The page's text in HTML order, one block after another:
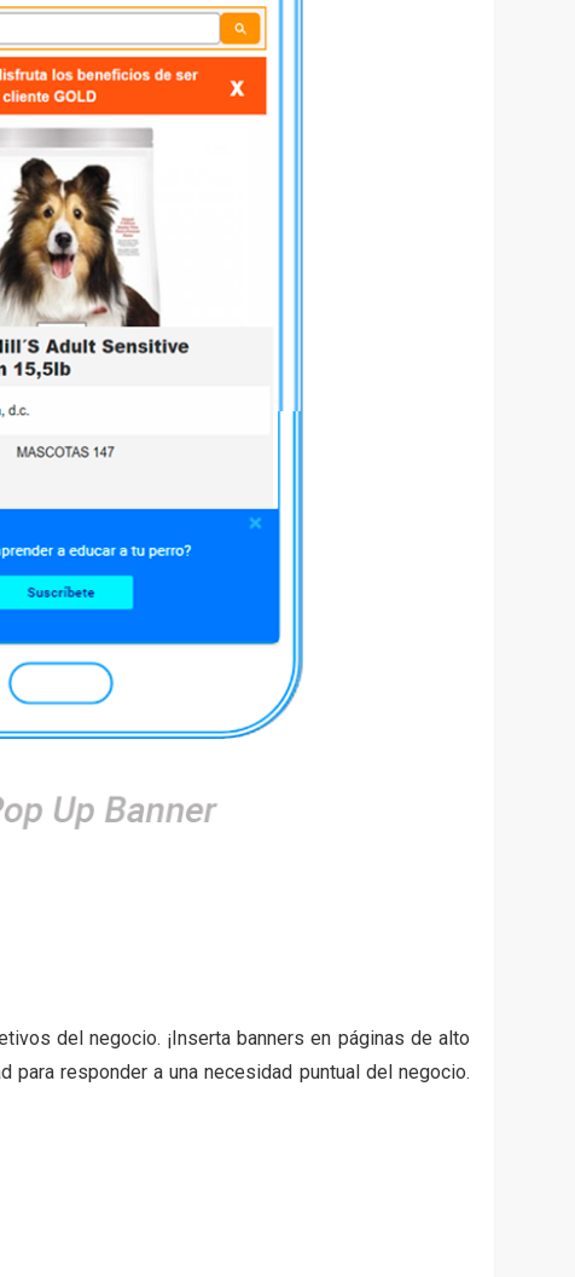
del negocio. ¡Inserta banners en páginas de alto
responder a una necesidad puntual del negocio.